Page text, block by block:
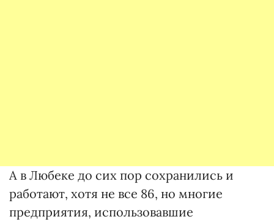
А в Любеке до сих пор сохранились и
работают, хотя не все 86, но многие
предприятия, использовавшие